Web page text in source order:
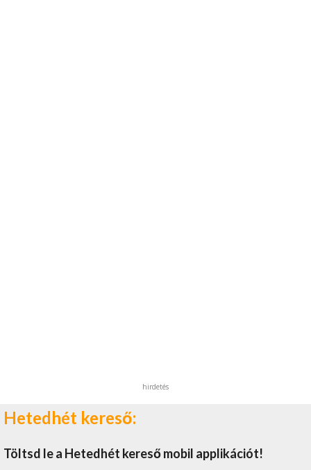
hirdetés
Hetedhét kereső:
Töltsd le a Hetedhét kereső mobil applikációt!